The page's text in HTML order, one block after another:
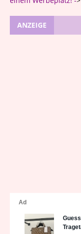
ANZEIGE